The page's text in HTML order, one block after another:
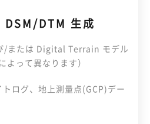
DSM/DTM 生成
/または Digital Terrain モデル
よって異なります）
ログ、地上測量点(GCP)デー